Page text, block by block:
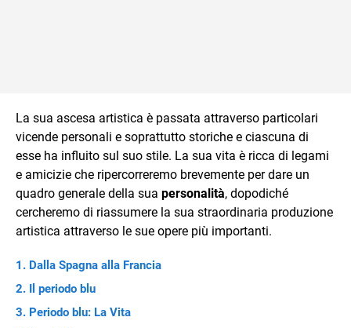
La sua ascesa artistica è passata attraverso particolari
vicende personali e soprattutto storiche e ciascuna di
esse ha influito sul suo stile. La sua vita è ricca di legami
e amicizie che ripercorreremo brevemente per dare un
quadro generale della sua personalità, dopodiché
cercheremo di riassumere la sua straordinaria produzione
artistica attraverso le sue opere più importanti.
Dalla Spagna alla Francia
Il periodo blu
Periodo blu: La Vita